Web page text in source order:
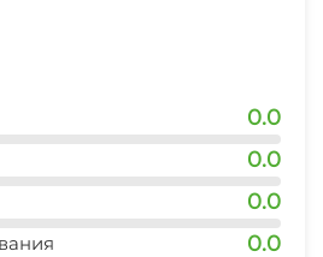
0.0
0.0
0.0
0.0